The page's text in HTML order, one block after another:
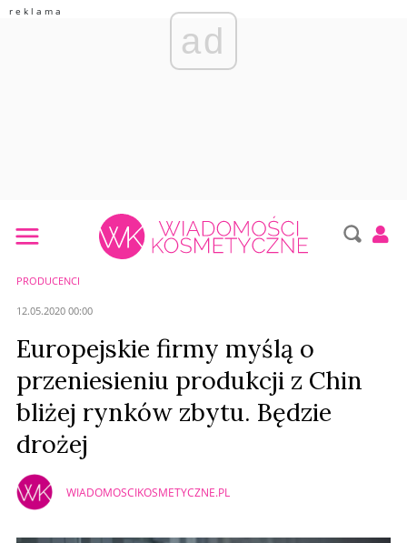
ad
PRODUCENCI
12.05.2020 00:00
Europejskie firmy myślą o
przeniesieniu produkcji z Chin
bliżej rynków zbytu. Będzie
drożej
WIADOMOSCIKOSMETYCZNE.PL